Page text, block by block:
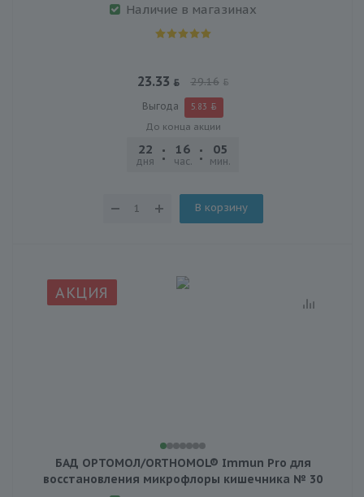
Наличие в магазинах
23.33 29.16
Выгода 5.83
До конца акции
22
дня
16
час.
05
мин.
В корзину
АКЦИЯ
БАД ОРТОМОЛ/ORTHOMOL® Immun Pro для
восстановления микрофлоры кишечника № 30